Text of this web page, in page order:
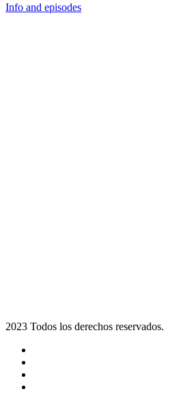
Info and episodes
2023 Todos los derechos reservados.